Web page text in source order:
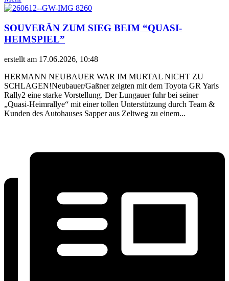
SOUVERÄN ZUM SIEG BEIM “QUASI-
HEIMSPIEL”
erstellt am 17.06.2026, 10:48
HERMANN NEUBAUER WAR IM MURTAL NICHT ZU
SCHLAGEN!Neubauer/Gaßner zeigten mit dem Toyota GR Yaris
Rally2 eine starke Vorstellung. Der Lungauer fuhr bei seiner
„Quasi-Heimrallye“ mit einer tollen Unterstützung durch Team &
Kunden des Autohauses Sapper aus Zeltweg zu einem...